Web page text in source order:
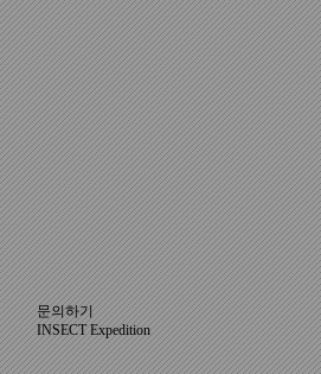
문의하기
INSECT Expedition